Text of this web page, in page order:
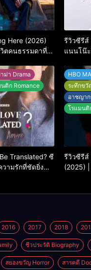
Here (2026)
ตคนธรรมดาที่
รีวิวซีรีส์
แนนโน๊
ม่า Drama
ติก Romance
Translated? ซี
ามรักที่ชัดยิ่ง
HBO
ระทึกขวั
อาชญาก
โรแมนติ
รีวิวซีรีส์
(2025)
2016 2017 2018
ชีวประวัติ Biography
สยองขวัญ Horror สารคดี